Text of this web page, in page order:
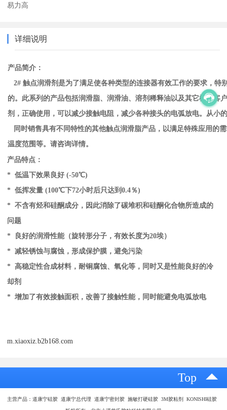
易力高
详细说明
产品简介：
2# 触点润滑剂是为了满足使各种类型的连接器有效工作的要求，特
的。此系列的产品包括润滑脂、润滑油、溶剂稀释油以及其它根据客
剂，正确使用，可以减少接触电阻，减少各种接头的电弧放电。从小
同时销售具有不同特性的其他触点润滑脂产品，以满足特殊应用的
温度范围等。请咨询详情。
产品特点：
* 低温下效果良好 (-50℃)
*低挥发量 (100℃下72小时后只达到0.4％)
*不含有烃和硅酮成分，因此消除了碳堆积和硅酮化合物所造成的
问题
*
良好的润滑性能（旋转形分子，有效长度为20埃）
*减轻锈蚀与腐蚀，形成保护膜，避免污染
*高稳定性合成材料，耐铜腐蚀、氧化等，同时又是性能良好的冷
却剂
*增加了有效接触面积，改善了接触性能，同时能避免电弧放电
m.xiaoxiz.b2b168.com
Top
主营产品：道康宁硅胶 道康宁总代理 道康宁密封胶 施敏打硬硅胶 3M胶粘剂 KONISHI硅胶